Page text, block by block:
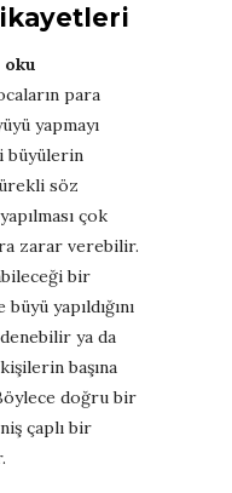
para
yapmayı
büyülerin
söz
çok
zarar verebilir.
bir
yapıldığını
ya da
başına
doğru bir
çaplı bir